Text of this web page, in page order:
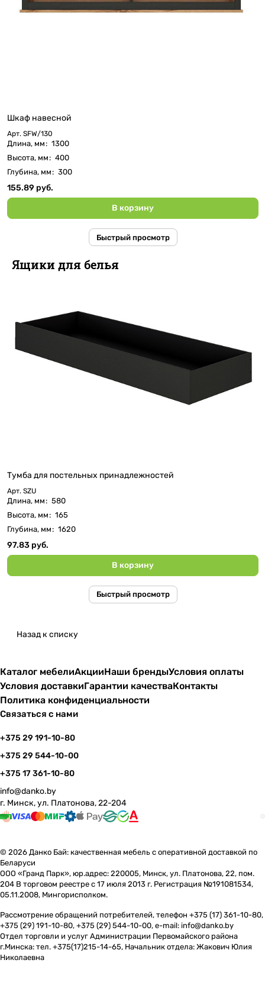
Шкаф навесной
Арт. SFW/130
Длина, мм: 1300
Высота, мм: 400
Глубина, мм: 300
155.89 руб.
В корзину
Быстрый просмотр
Ящики для белья
Тумба для постельных принадлежностей
Арт. SZU
Длина, мм: 580
Высота, мм: 165
Глубина, мм: 1620
97.83 руб.
В корзину
Быстрый просмотр
Назад к списку
Каталог мебелиАкцииНаши брендыУсловия оплаты
Условия доставкиГарантии качестваКонтакты
Политика конфиденциальности
Связаться с нами
+375 29 191-10-80
+375 29 544-10-00
+375 17 361-10-80
info@danko.by
г. Минск, ул. Платонова, 22-204
© 2026 Данко Бай: качественная мебель с оперативной доставкой по
Беларуси
ООО «Гранд Парк», юр.адрес: 220005, Минск, ул. Платонова, 22, пом.
204 В торговом реестре с 17 июля 2013 г. Регистрация №191081534,
05.11.2008, Мингорисполком.
Рассмотрение обращений потребителей, телефон +375 (17) 361-10-80,
+375 (29) 191-10-80, +375 (29) 544-10-00, e-mail: info@danko.by
Отдел торговли и услуг Администрации Первомайского района
г.Минска: тел. +375(17)215-14-65, Начальник отдела: Жакович Юлия
Николаевна